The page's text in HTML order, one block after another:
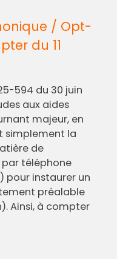
/ Opt-
du 11
594 du 30 juin
aux aides
majeur, en
simplement la
de
téléphone
pour instaurer un
préalable
Ainsi, à compter